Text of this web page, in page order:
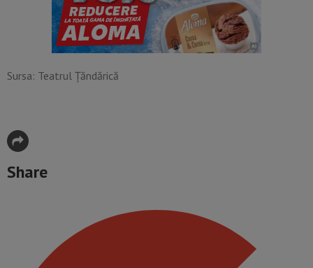
Sursa: Teatrul Țăndărică
Share